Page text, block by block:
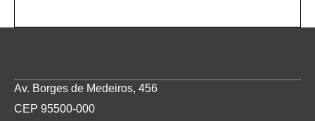
Av. Borges de Medeiros, 456
CEP 95500-000